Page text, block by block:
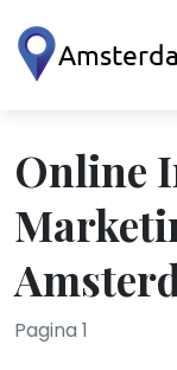
Online
Pagina 1